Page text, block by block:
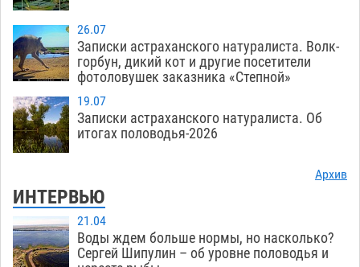
26.07
Записки астраханского натуралиста. Волк-
горбун, дикий кот и другие посетители
фотоловушек заказника «Степной»
19.07
Записки астраханского натуралиста. Об
итогах половодья-2026
Архив
ИНТЕРВЬЮ
21.04
Воды ждем больше нормы, но насколько?
Сергей Шипулин – об уровне половодья и